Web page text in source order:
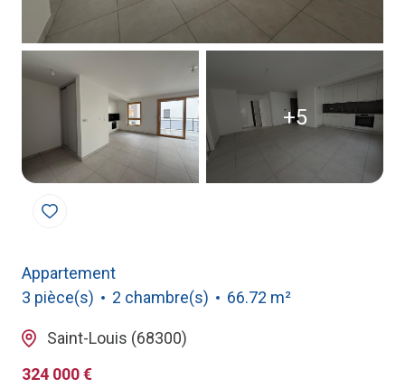
+5
Appartement
3 pièce(s)
2 chambre(s) 66.72 m²
Saint-Louis (68300)
324 000 €